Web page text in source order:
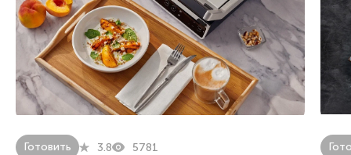
Готовить 3.8 5781